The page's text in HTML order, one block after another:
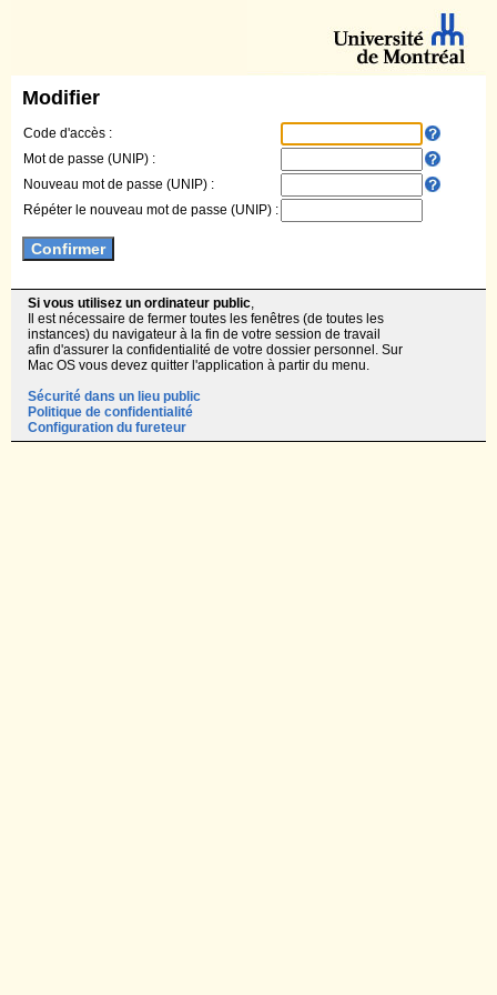
Modifier
Code d'accès :
Mot de passe (UNIP) :
Nouveau mot de passe (UNIP) :
Répéter le nouveau mot de passe (UNIP) :
Si vous utilisez un ordinateur public,
Il est nécessaire de fermer toutes les fenêtres (de toutes les
instances) du navigateur à la fin de votre session de travail
afin d'assurer la confidentialité de votre dossier personnel. Sur
Mac OS vous devez quitter l'application à partir du menu.
Sécurité dans un lieu public
Politique de confidentialité
Configuration du fureteur